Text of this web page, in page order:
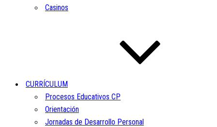
Casinos
CURRÍCULUM
Procesos Educativos CP
Orientación
Jornadas de Desarrollo Personal